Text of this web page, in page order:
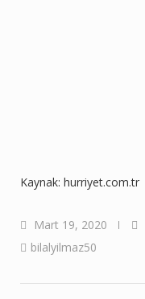
Kaynak: hurriyet.com.tr
Mart 19, 2020
bilalyilmaz50